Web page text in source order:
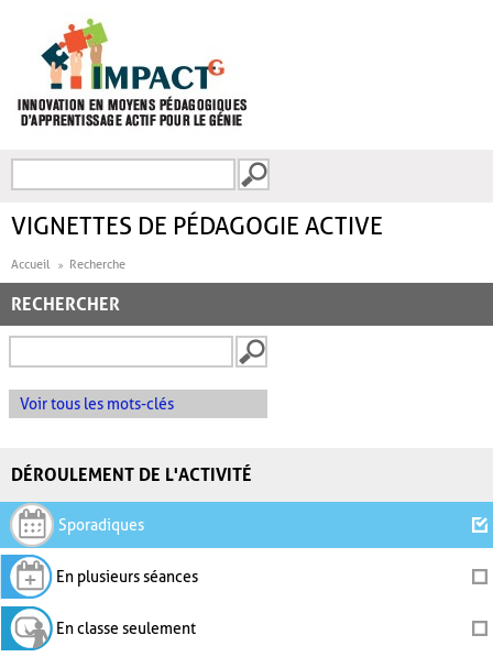
FORMULAIRE DE
VIGNETTES DE PÉDAGOGIE ACTIVE
Accueil Recherche
RECHERCHER
Voir tous les mots-clés
DÉROULEMENT DE L'ACTIVITÉ
Sporadiques
En plusieurs séances
En classe seulement